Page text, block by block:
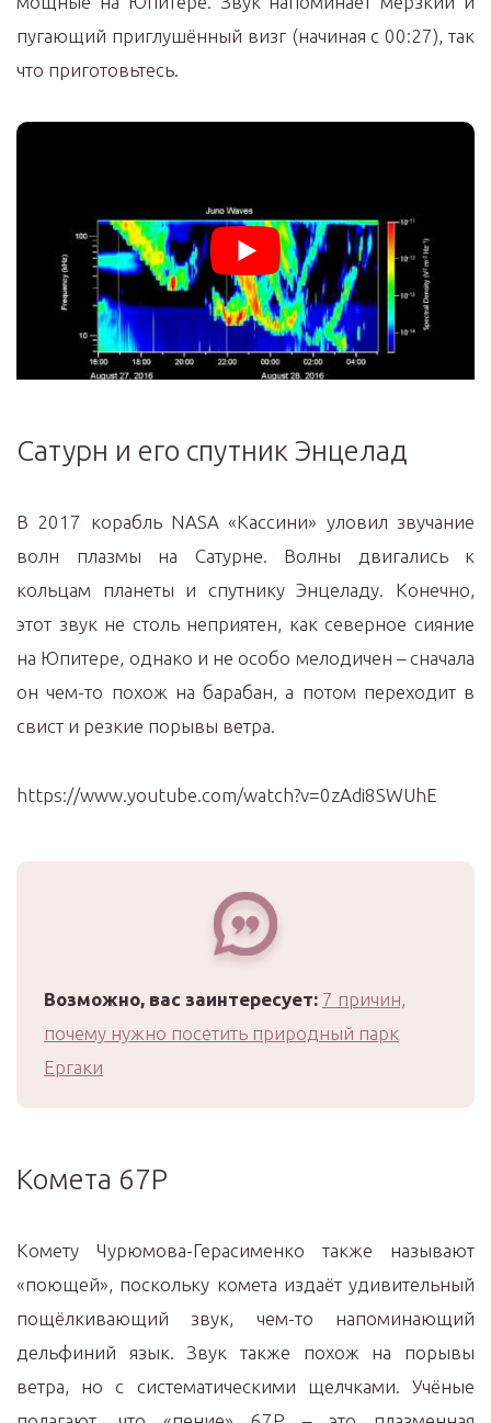
пугающий приглушённый визг (начиная с 00:27), так
что приготовьтесь.
Сатурн и его спутник Энцелад
В 2017 корабль NАSА «Кассини» уловил звучание
волн плазмы на Сатурне. Волны двигались к
кольцам планеты и спутнику Энцеладу. Конечно,
этот звук не столь неприятен, как северное сияние
на Юпитере, однако и не особо мелодичен – сначала
он чем-то похож на барабан, а потом переходит в
свист и резкие порывы ветра.
https://www.youtube.com/watch?v=0zAdi8SWUhE
Возможно, вас заинтересует: 7 причин,
почему нужно посетить природный парк
Ергаки
Комета 67P
Комету Чурюмова-Герасименко также называют
«поющей», поскольку комета издаёт удивительный
пощёлкивающий звук, чем-то напоминающий
дельфиний язык. Звук также похож на порывы
ветра, но с систематическими щелчками. Учёные